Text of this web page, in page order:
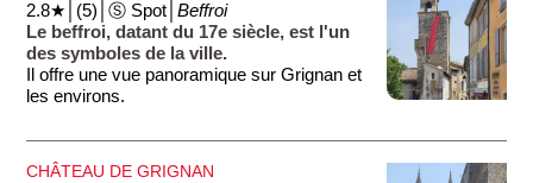
2.8★│(5)│Ⓢ Spot│Beffroi
Le beffroi, datant du 17e siècle, est l'un
des symboles de la ville.
Il offre une vue panoramique sur Grignan et
les environs.
CHÂTEAU DE GRIGNAN